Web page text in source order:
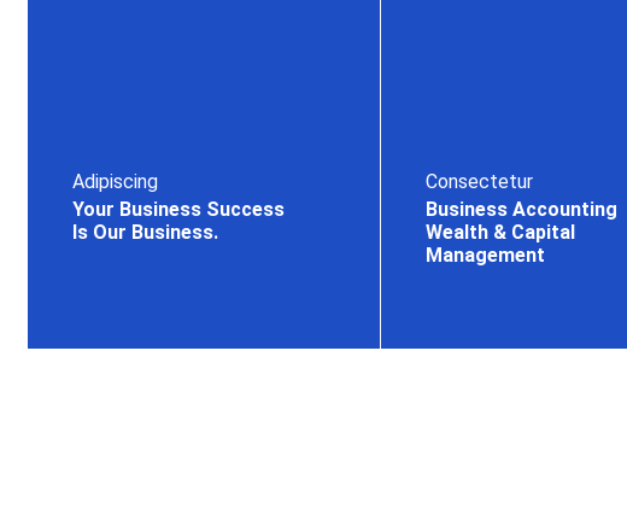
Adipiscing
Your Business Success
Is Our Business.
Consectetur
Business Accounting
Wealth & Capital
Management